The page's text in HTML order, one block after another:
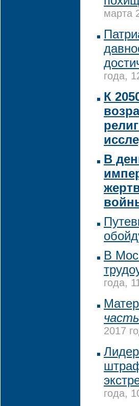
марта
года,
К
В
В
года,
2017
года,